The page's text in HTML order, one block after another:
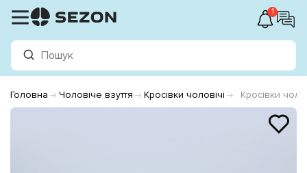
1
Головна Чоловіче взуття Кросівки чоловічі Кросівки